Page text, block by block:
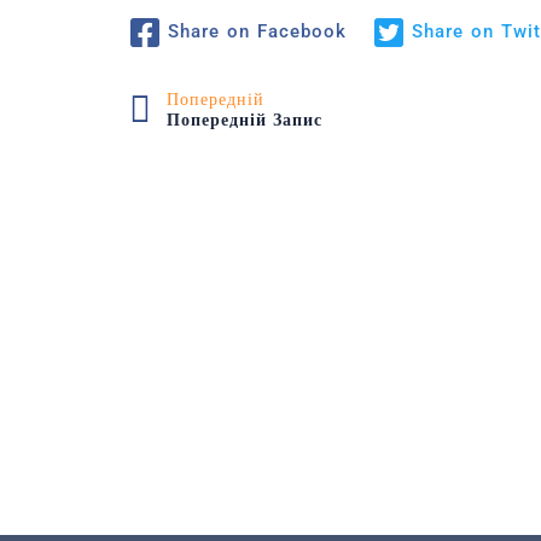
Share on Facebook Share on
Попередній
Попередній Запис